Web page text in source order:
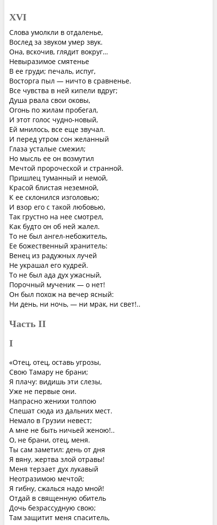
XVI
Слова умолкли в отдаленье,
Вослед за звуком умер звук.
Она, вскочив, глядит вокруг…
Невыразимое смятенье
В ее груди; печаль, испуг,
Восторга пыл — ничто в сравненье.
Все чувства в ней кипели вдруг;
Душа рвала свои оковы,
Огонь по жилам пробегал,
И этот голос чудно-новый,
Ей мнилось, все еще звучал.
И перед утром сон желанный
Глаза усталые смежил;
Но мысль ее он возмутил
Мечтой пророческой и странной.
Пришлец туманный и немой,
Красой блистая неземной,
К ее склонился изголовью;
И взор его с такой любовью,
Так грустно на нее смотрел,
Как будто он об ней жалел.
То не был ангел-небожитель,
Ее божественный хранитель:
Венец из радужных лучей
Не украшал его кудрей.
То не был ада дух ужасный,
Порочный мученик — о нет!
Он был похож на вечер ясный:
Ни день, ни ночь, — ни мрак, ни свет!..
Часть II
I
«Отец, отец, оставь угрозы,
Свою Тамару не брани;
Я плачу: видишь эти слезы,
Уже не первые они.
Напрасно женихи толпою
Спешат сюда из дальних мест.
Немало в Грузии невест;
А мне не быть ничьей женою!..
О, не брани, отец, меня.
Ты сам заметил: день от дня
Я вяну, жертва злой отравы!
Меня терзает дух лукавый
Неотразимою мечтой;
Я гибну, сжалься надо мной!
Отдай в священную обитель
Дочь безрассудную свою;
Там защитит меня спаситель,